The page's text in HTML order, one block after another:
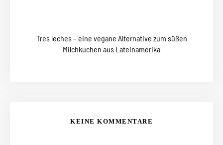
Tres leches – eine vegane Alternative zum süßen
Milchkuchen aus Lateinamerika
KEINE KOMMENTARE